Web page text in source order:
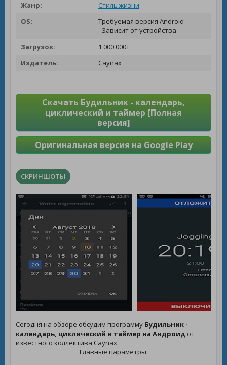
Жанр:
Стиль жизни
OS:
Требуемая версия Android -
Зависит от устройства
Загрузок:
1 000 000+
Издатель:
Caynax
Скачать Будильник - календарь,
циклический и таймер [Полная
версия]
Оригинальная версия на Google Play
СКРИНШОТЫ
Сегодня на обзоре обсудим программу Будильник -
календарь, циклический и таймер на Андроид от
известного коллектива Caynax.
Главные параметры.